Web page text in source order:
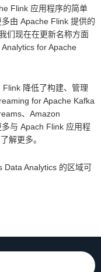
Flink 应用程序的简单
由 Apache Flink 提供的
们现在在更新名称方面
for Apache
降低了构建、管理
for Apache Kafka
、Amazon
与 Apach Flink 应用程
了解更多。
Data Analytics 的区域可